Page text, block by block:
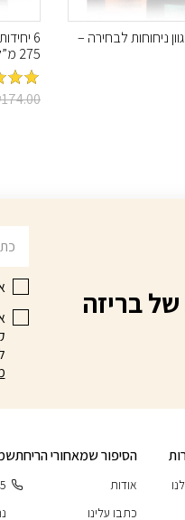
ניחוחות לבחירה –
6
275 מ”ל
מדורג
174.00
בריזה
הסיפור שמאחורי הריח
אודות
כתבו עלינו